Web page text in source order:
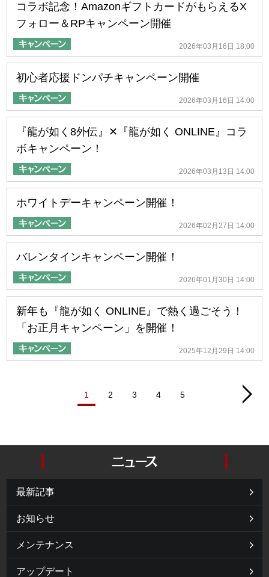
2026年03月16日 18:00
コラボ記念！AmazonギフトカードがもらえるX
フォロー＆RPキャンペーン開催
2026年03月16日 14:00
初心者応援ドンパチキャンペーン開催
2026年03月13日 14:00
『龍が如く8外伝』✕『龍が如く ONLINE』コラ
ボキャンペーン！
2026年02月27日 14:00
ホワイトデーキャンペーン開催！
2026年01月30日 14:00
バレンタインキャンペーン開催！
2025年12月29日 14:00
新年も『龍が如く ONLINE』で熱く過ごそう！
「お正月キャンペーン」を開催！
1 2 3 4 5
最新記事
お知らせ
メンテナンス
アップデート